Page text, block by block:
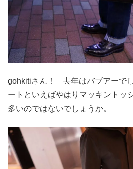
gohkitiさん！ 去年はバブアーで
ートといえばやはりマッキントッ
多いのではないでしょうか。